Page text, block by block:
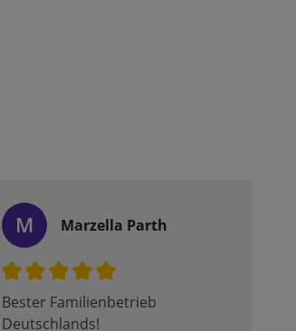
M Marzella Parth
Bester Familienbetrieb
Deutschlands!